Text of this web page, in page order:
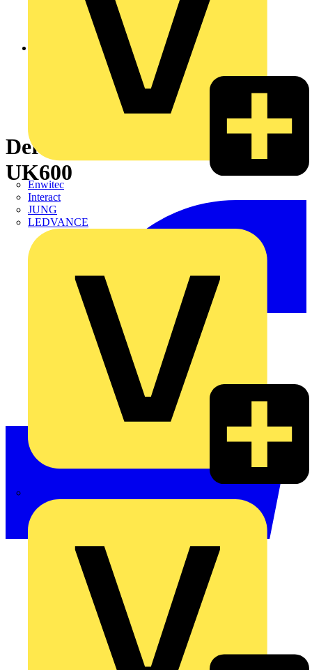
Enwitec
Interact
JUNG
LEDVANCE
Zurück zu Nachrichten
Der neue Stromkreisverteiler
UK600